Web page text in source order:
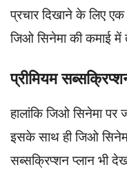
प्रचार दिखाने के लिए
जिओ सिनेमा की कमाई में
प्रीमियम
हालांकि जिओ सिनेमा
इसके साथ ही जिओ
सब्सक्रिप्शन प्लान भी